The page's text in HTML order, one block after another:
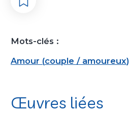
Mots-clés :
Amour (couple / amoureux)
Œuvres liées